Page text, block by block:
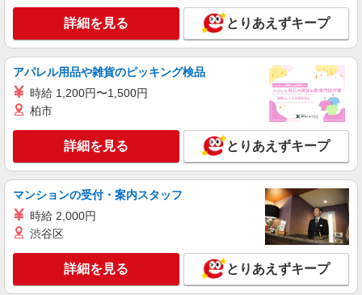
途支給）※試用期間明けから支給／特別手当 ※手
当の種類はエリアにより異なります。詳細は面接
時にお尋ねください。
LILLIAN CARAT(リリアン カラット）横浜ジョイナス店
未経験歓迎のアパレル販売スタッフ
未経験：月給243,800円〜400,000円 経験者
（店長候補）：月給300,000円〜 ※試用期間中は
270,000円〜 ★固定残業手当：30,800円（月給に
あたり20時間、超過時は追加で残業手当支給 ※月
3万円まで交通費支給 ※試用期間（2〜3ヶ月）も
同条件 【手当】固定残業手当／資格手当／店舗職
制手当／住宅手当（実家外かつ賃貸の場合のみ別
途支給）※試用期間明けから支給／特別手当 ※手
当の種類はエリアにより異なります。詳細は面接
≪ジョイナス店≫ 神奈川県横浜市西区南幸1-4
B1 ■各線「横浜駅」より徒歩2分
キープ 詳細を見る
アルバイト パート
DESERTSNOW
［アルバイト・パート］時給1,230円〜
〒220-0012 神奈川県横浜市西区みなとみらい
三丁目5番1号 マークイズみなとみらい
詳細を見る とりあえずキープ
アパレル用品や雑貨のピッキング検品
時給 1,200円〜1,500円
柏市
詳細を見る とりあえずキープ
マンションの受付・案内スタッフ
時給 2,000円
渋谷区
詳細を見る とりあえずキープ